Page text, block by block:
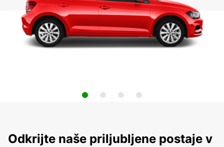
Odkrijte naše priljubljene postaje v